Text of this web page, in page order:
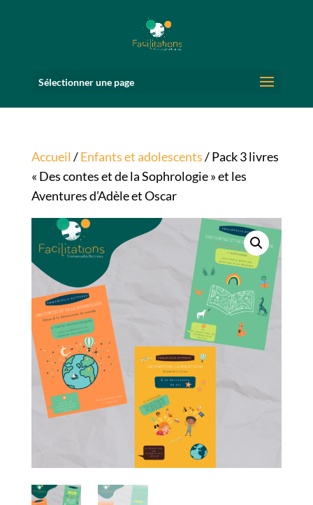
Sélectionner une page
Accueil /Enfants et adolescents/ Pack 3 livres
« Des contes et de la Sophrologie » et les
Aventures d’Adèle et Oscar